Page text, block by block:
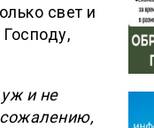
свет и
и не